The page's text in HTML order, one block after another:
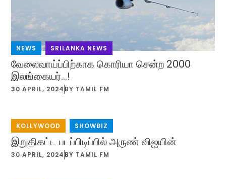
NEWS , SRILANKA NEWS
வேலைவாய்ப்பிற்காக கொரியா சென்ற 2000
இலங்கையர்…!
30 APRIL, 2024 BY TAMIL FM
KOLLYWOOD SHOWBIZ
இறுதிகட்ட படப்பிடிப்பில் அருண் விஜயின்
30 APRIL, 2024 BY TAMIL FM